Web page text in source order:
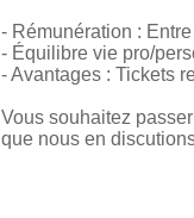
- Rémunération :
- Équilibre vie pro/
- Avantages : Tickets
Vous souhaitez
que nous en